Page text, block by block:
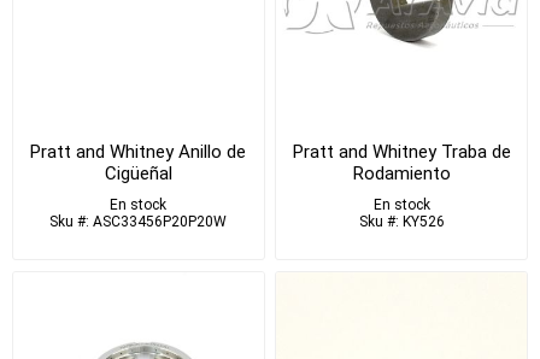
Pratt and Whitney Anillo de
Cigüeñal
En stock
Sku #: ASC33456P20P20W
Pratt and Whitney Traba de
Rodamiento
En stock
Sku #: KY526